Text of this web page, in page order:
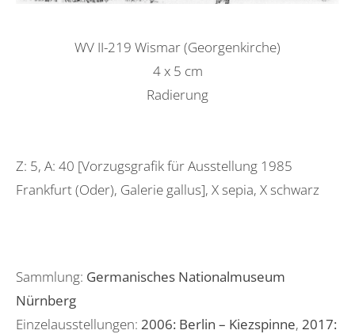
WV II-219 Wismar (Georgenkirche)
4 x 5 cm
Radierung
Z: 5, A: 40 [Vorzugsgrafik für Ausstellung 1985
Frankfurt (Oder), Galerie gallus], X sepia, X schwarz
Sammlung: Germanisches Nationalmuseum
Nürnberg
Einzelausstellungen: 2006: Berlin – Kiezspinne, 2017: